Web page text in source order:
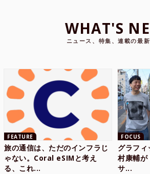
WHAT'S
ニュース、特集、連載の最
FEATURE
旅の通信は、ただのインフラじ
ゃない。Coral eSIMと考え
る、これ...
FOCUS
グラフィ
村康輔
サ...